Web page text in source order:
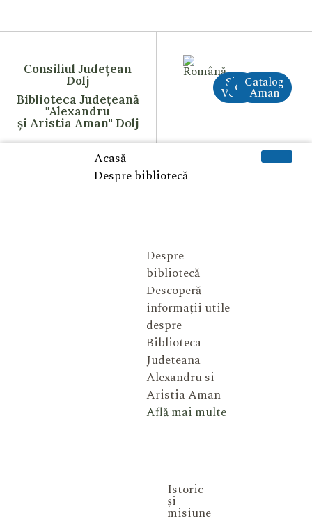
Consiliul Județean
Dolj
Biblioteca Județeană
"Alexandru
și Aristia Aman" Dolj
Site
VechiCreAI
Catalog
Aman
Acasă
Despre bibliotecă
Despre
bibliotecă
Descoperă
informații utile
despre
Biblioteca
Judeteana
Alexandru si
Aristia Aman
Află mai multe
Istoric
și
misiune